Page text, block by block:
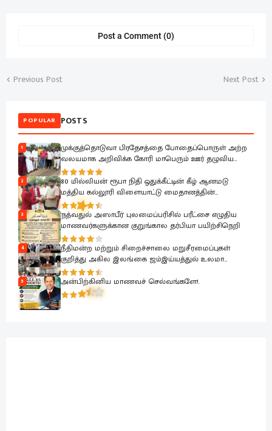
Post a Comment (0)
Previous Post Next Post
POPULAR POSTS
1
முக்குத்தொடுவா பிரதேசத்தை போதைப்பொருள் அற்ற
வலயமாக அறிவிக்க கோரி மாபெரும் ஊர் தழுவிய
எதிர்ப்பு ஆர்பாட்டம்.
2
80 மில்லியன் ரூபா நிதி ஒதுக்கீட்டின் கீழ் ஆனமடு
மத்திய கல்லூரி விளையாட்டு மைதானத்தின்
அபிவிருத்தி பணிகள் ஆரம்பம்.
3
'நத்வதுல் அஸாபீர்' புலமைப்பரிசில் பரீட்சை எழுதிய
மாணவர்களுக்கான குறுங்கால தர்பியா பயிற்சிநெறி
4
நீதிமன்ற மற்றும் சிறைச்சாலை மறுசீரமைப்புகள்
குறித்து அகில இலங்கை ஜம்இய்யத்துல் உலமா
சபைக்கு தெளிவுபடுத்தும் நிகழ்வு
5 அன்பிற்கினிய மாணவச் செல்வங்களே!.